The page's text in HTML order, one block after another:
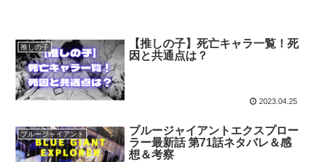
推しの子
【推しの子】死亡キャラ一覧！死
因と共通点は？
2023.04.25
ブルージャイアント
ブルージャイアントエクスプロー
ラー最新話 第71話ネタバレ＆感
想＆考察